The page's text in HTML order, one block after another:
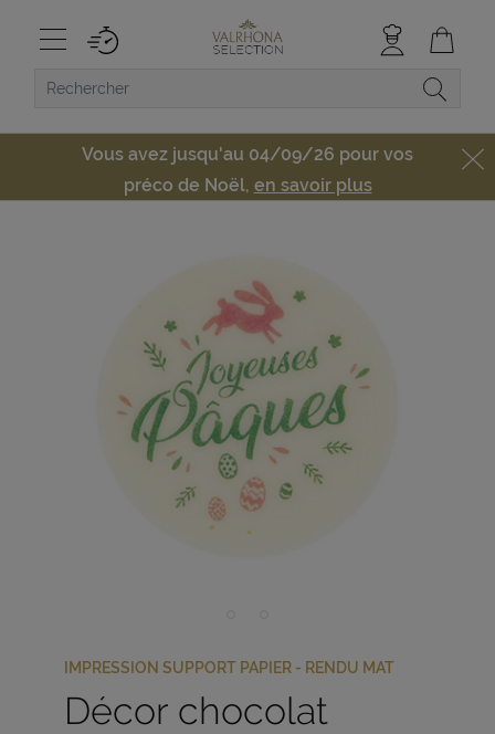
Vous avez jusqu'au 04/09/26 pour vos
préco de Noël, en savoir plus
IMPRESSION SUPPORT PAPIER - RENDU MAT
Décor chocolat